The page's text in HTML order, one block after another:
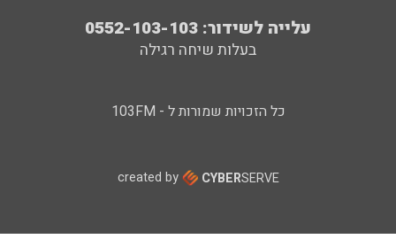
עלייה לשידור: 0552-103-103
בעלות שיחה רגילה
כל הזכויות שמורות ל - 103FM
created by CYBERSERVE